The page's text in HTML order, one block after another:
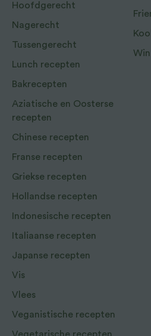
Hoofdgerecht
Nagerecht
Tussengerecht
Lunch recepten
Bakrecepten
Aziatische en Oosterse
recepten
Chinese recepten
Franse recepten
Griekse recepten
Hollandse recepten
Indonesische recepten
Italiaanse recepten
Japanse recepten
Vis
Vlees
Veganistische recepten
Win